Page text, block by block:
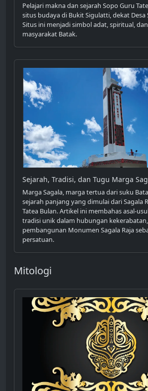
Pelajari makna dan sejarah Sopo Guru
situs budaya di Bukit Sigulatti, dekat
Situs ini menjadi simbol adat, spiritual,
masyarakat Batak.
Sejarah, Tradisi, dan Tugu Marga
Marga Sagala, marga tertua dari suku
sejarah panjang yang dimulai dari Sagala
Tatea Bulan. Artikel ini membahas asal-
tradisi unik dalam hubungan
pembangunan Monumen Sagala Raja
persatuan.
Mitologi